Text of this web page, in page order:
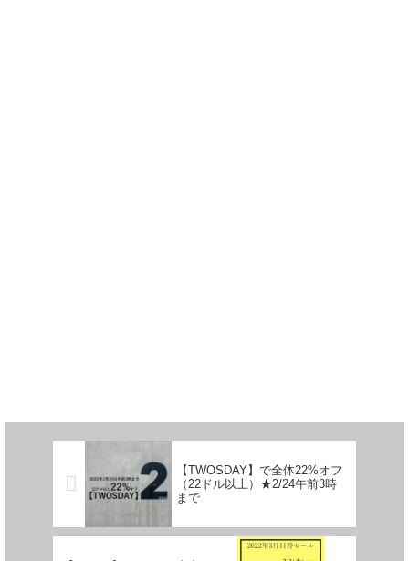
【TWOSDAY】で全体22%オフ
（22ドル以上）★2/24午前3時
まで